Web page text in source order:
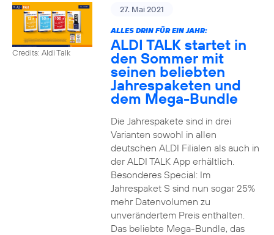
Credits: Aldi Talk
27. Mai 2021
ALLES DRIN FÜR EIN JAHR:
ALDI TALK startet in
den Sommer mit
seinen beliebten
Jahrespaketen und
dem Mega-Bundle
Die Jahrespakete sind in drei
Varianten sowohl in allen
deutschen ALDI Filialen als auch in
der ALDI TALK App erhältlich.
Besonderes Special: Im
Jahrespaket S sind nun sogar 25%
mehr Datenvolumen zu
unverändertem Preis enthalten.
Das beliebte Mega-Bundle, das